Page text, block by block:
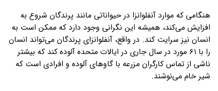
هنگامی که موارد آنفلوانزا در حیواناتی مانند پرندگان شروع به
افزایش می‌کند، همیشه این نگرانی وجود دارد که ممکن است به
انسان نیز سرایت کند. در واقع، آنفلوانزای پرندگان می‌تواند انسان
را با ۶۱ مورد در سال جاری در ایالات متحده آلوده کند که بیشتر
ناشی از تماس کارگران مزرعه با گاوهای آلوده و افرادی است که
شیر خام می‌نوشند.